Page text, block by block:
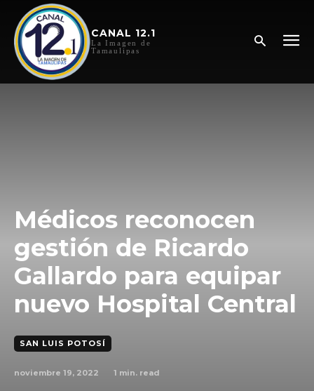
CANAL 12.1
La Imagen de
Tamaulipas
Médicos reconocen
gestión de Ricardo
Gallardo para equipar
nuevo Hospital Central
SAN LUIS POTOSÍ
noviembre 19, 2022 1 min. read